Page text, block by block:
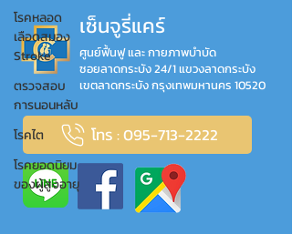
โรคหลอด
เลือดสมอง
Stroke
ตรวจสอบ
การนอนหลับ
โรคไต
โรคยอดนิยม
ของผู้สูงอายุ
เซ็นจูรี่แคร์
ศูนย์ฟื้นฟู และ กายภาพบำบัด
ซอยลาดกระบัง 24/1 แขวงลาดกระบัง
เขตลาดกระบัง กรุงเทพมหานคร 10520
โทร : 095-713-2222